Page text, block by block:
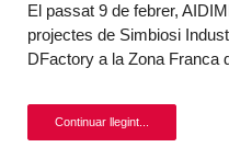
El passat 9 de febrer,
projectes de Simbiosi
DFactory a la Zona Franca
Continuar llegint...